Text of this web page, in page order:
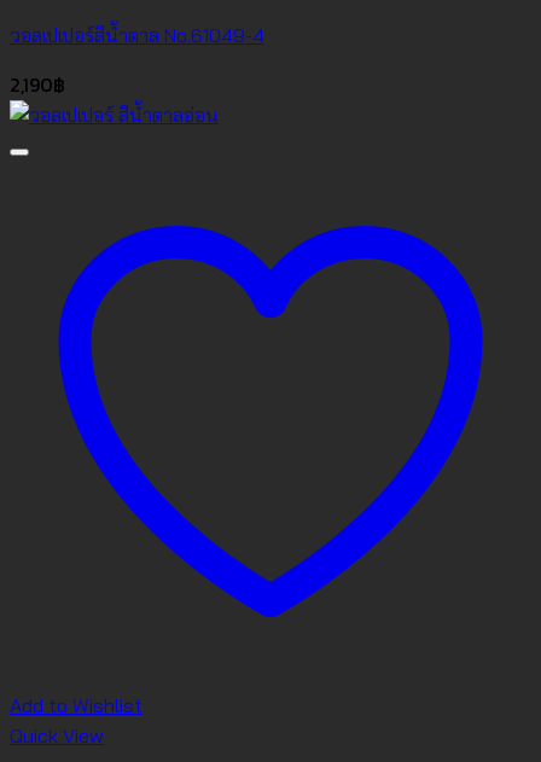
วอลเปเปอร์สีน้ำตาล No.61049-4
2,190฿
Add to Wishlist
Quick View